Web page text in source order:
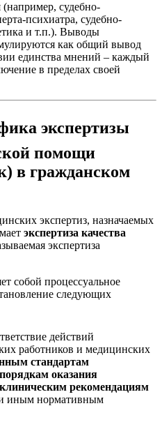
(например, судебно-
психиатра, судебно-
и т.п.). Выводы
как общий вывод
единства мнений – каждый
в пределах своей
экспертизы
помощи
в гражданском
экспертиз, назначаемых
экспертиза качества
экспертиза
собой процессуальное
следующих
действий
работников и медицинских
стандартам
оказания
рекомендациям
иным нормативным